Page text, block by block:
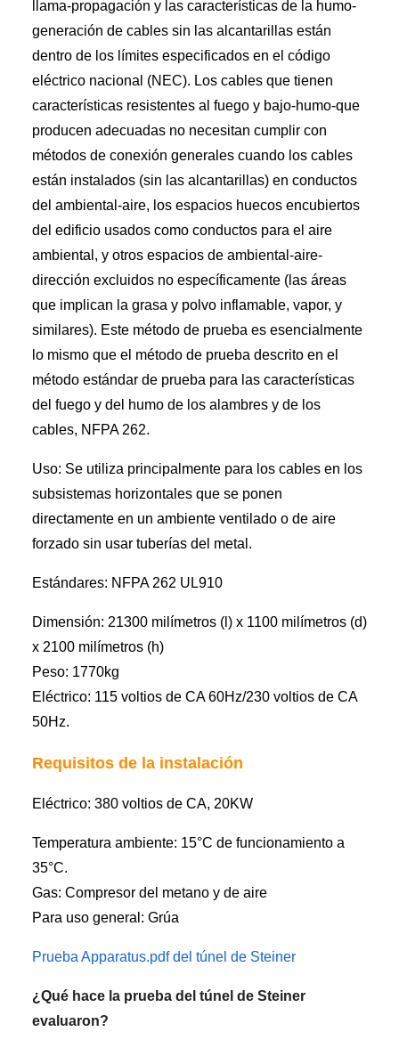
llama-propagación y las características de la humo-
generación de cables sin las alcantarillas están
dentro de los límites especificados en el código
eléctrico nacional (NEC). Los cables que tienen
características resistentes al fuego y bajo-humo-que
producen adecuadas no necesitan cumplir con
métodos de conexión generales cuando los cables
están instalados (sin las alcantarillas) en conductos
del ambiental-aire, los espacios huecos encubiertos
del edificio usados como conductos para el aire
ambiental, y otros espacios de ambiental-aire-
dirección excluidos no específicamente (las áreas
que implican la grasa y polvo inflamable, vapor, y
similares). Este método de prueba es esencialmente
lo mismo que el método de prueba descrito en el
método estándar de prueba para las características
del fuego y del humo de los alambres y de los
cables, NFPA 262.
Uso: Se utiliza principalmente para los cables en los
subsistemas horizontales que se ponen
directamente en un ambiente ventilado o de aire
forzado sin usar tuberías del metal.
Estándares: NFPA 262 UL910
Dimensión: 21300 milímetros (l) x 1100 milímetros (d)
x 2100 milímetros (h)
Peso: 1770kg
Eléctrico: 115 voltios de CA 60Hz/230 voltios de CA
50Hz.
Requisitos de la instalación
Eléctrico: 380 voltios de CA, 20KW
Temperatura ambiente: 15°C de funcionamiento a
35°C.
Gas: Compresor del metano y de aire
Para uso general: Grúa
Prueba Apparatus.pdf del túnel de Steiner
¿Qué hace la prueba del túnel de Steiner
evaluaron?